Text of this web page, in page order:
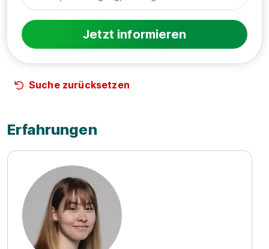
Jetzt informieren
Suche zurücksetzen
Erfahrungen